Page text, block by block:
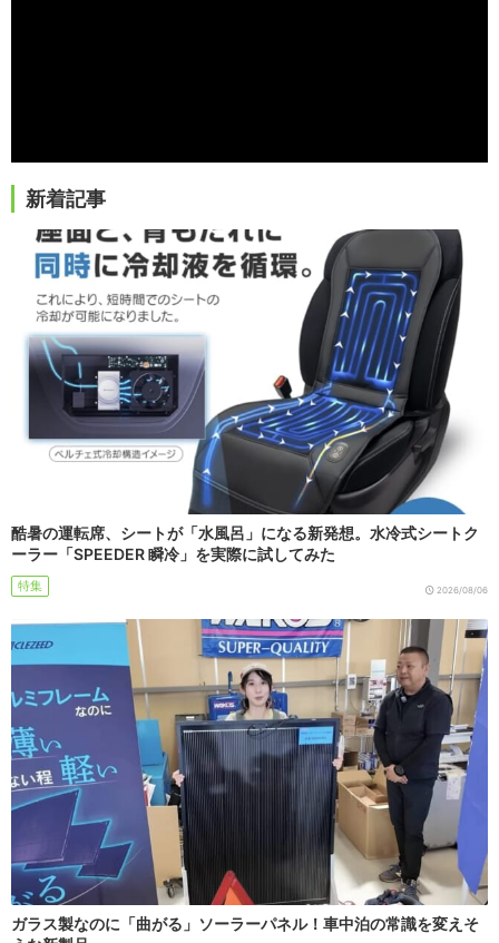
新着記事
酷暑の運転席、シートが「水風呂」になる新発想。水冷式シートク
ーラー「SPEEDER 瞬冷」を実際に試してみた
特集 2026/08/06
ガラス製なのに「曲がる」ソーラーパネル！車中泊の常識を変えそ